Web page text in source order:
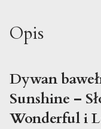
Opis
Dywan
Sunshine –
Wonderful i